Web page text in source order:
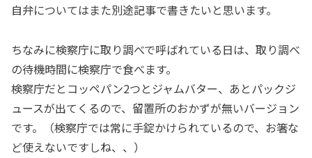
自弁についてはまた別途記事で書きたいと思います。
ちなみに検察庁に取り調べで呼ばれている日は、取り調べ
の待機時間に検察庁で食べます。
検察庁だとコッペパン2つとジャムバター、あとパックジ
ュースが出てくるので、留置所のおかずが無いバージョン
です。（検察庁では常に手錠かけられているので、お箸な
ど使えないですしね、、）